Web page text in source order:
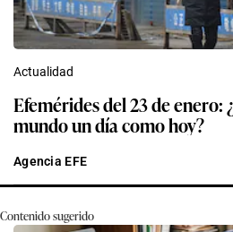
Actualidad
Efemérides del 23 de enero:
mundo un día como hoy?
Agencia EFE
Contenido sugerido